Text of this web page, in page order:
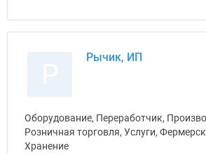
Рычик, ИП
Оборудование, Переработчик,
Розничная торговля, Услуги,
Хранение